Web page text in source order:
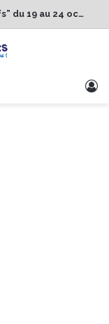
1er Édition de “La Semaine des Chefs” du 19 au 24 octobre 2026